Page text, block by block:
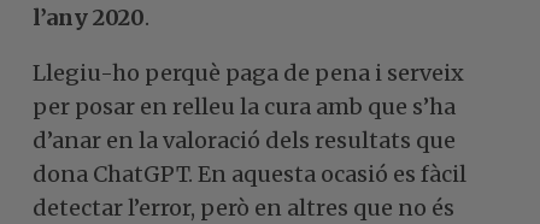
l’any 2020.
Llegiu-ho perquè paga de pena i serveix
per posar en relleu la cura amb que s’ha
d’anar en la valoració dels resultats que
dona ChatGPT. En aquesta ocasió es fàcil
detectar l’error, però en altres que no és